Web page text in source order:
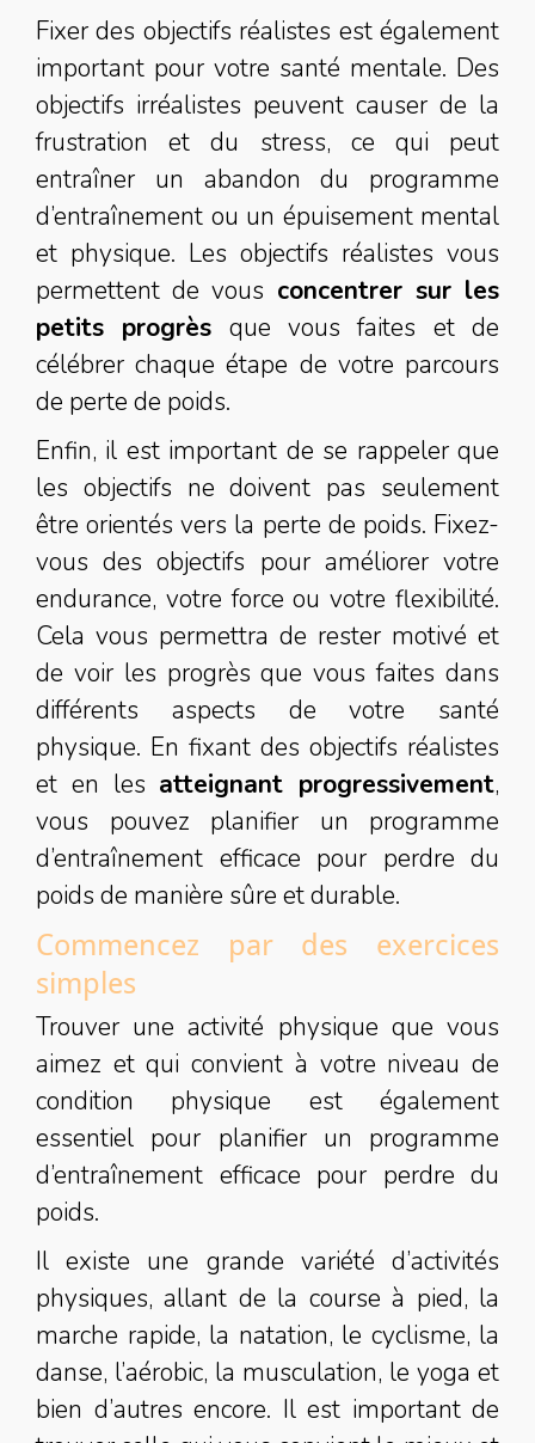
Fixer des objectifs réalistes est également
important pour votre santé mentale. Des
objectifs irréalistes peuvent causer de la
frustration et du stress, ce qui peut
entraîner un abandon du programme
d’entraînement ou un épuisement mental
et physique. Les objectifs réalistes vous
permettent de vous concentrer sur les
petits progrès que vous faites et de
célébrer chaque étape de votre parcours
de perte de poids.
Enfin, il est important de se rappeler que
les objectifs ne doivent pas seulement
être orientés vers la perte de poids. Fixez-
vous des objectifs pour améliorer votre
endurance, votre force ou votre flexibilité.
Cela vous permettra de rester motivé et
de voir les progrès que vous faites dans
différents aspects de votre santé
physique. En fixant des objectifs réalistes
et en les atteignant progressivement,
vous pouvez planifier un programme
d’entraînement efficace pour perdre du
poids de manière sûre et durable.
Commencez par des exercices
simples
Trouver une activité physique que vous
aimez et qui convient à votre niveau de
condition physique est également
essentiel pour planifier un programme
d’entraînement efficace pour perdre du
poids.
Il existe une grande variété d’activités
physiques, allant de la course à pied, la
marche rapide, la natation, le cyclisme, la
danse, l’aérobic, la musculation, le yoga et
bien d’autres encore. Il est important de